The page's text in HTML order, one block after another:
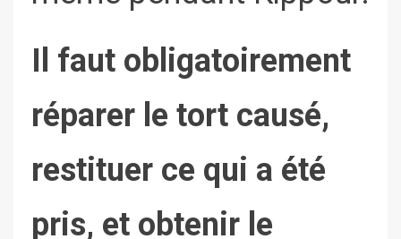
Il faut obligatoirement
réparer le tort causé,
restituer ce qui a été
pris, et obtenir le